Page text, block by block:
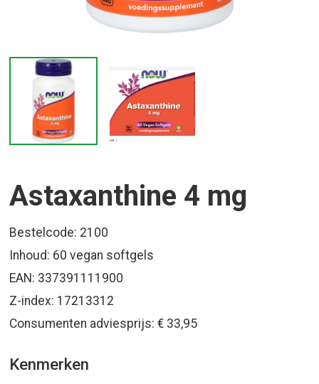
Astaxanthine 4 mg
Bestelcode: 2100
Inhoud: 60 vegan softgels
EAN: 337391111900
Z-index: 17213312
Consumenten adviesprijs: € 33,95
Kenmerken